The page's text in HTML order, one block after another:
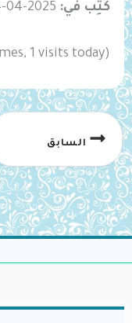
كُتِب في: 2025-04-04
(Visited 1 times, 1 visits today)
السابق